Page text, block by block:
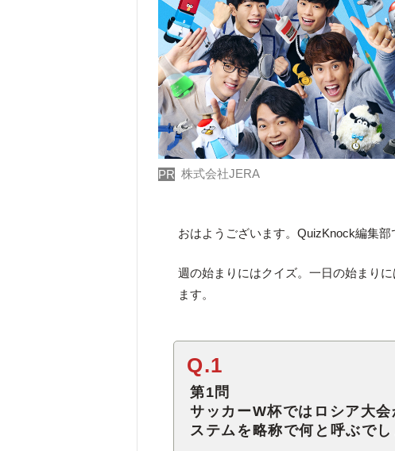
PR 株式会社JERA
おはようございます。QuizKnock編集部
週の始まりにはクイズ。一日の始まり
ます。
Q.1
第1問
サッカーW杯ではロシア大
ステムを略称で何と呼ぶでし